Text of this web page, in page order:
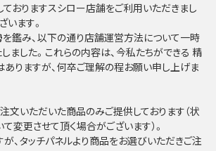
おりますスシロー店舗をご利用いただきまし
います。
鑑み、以下の通り店舗運営方法について一時
ました。これらの内容は、今私たちができる 精
ありますが、何卒ご理解の程お願い申し上げま
文いただいた商品のみご提供しております（状
変更させて頂く場合がございます）。
、タッチパネルより商品をお選びいただきご注